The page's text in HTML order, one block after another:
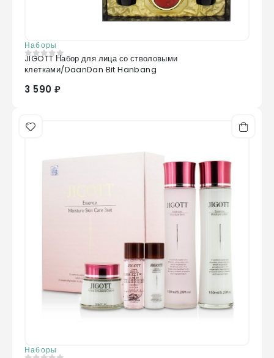
Наборы
0из 5
JIGOTT Набор для лица со стволовыми
клетками/DaanDan Bit Hanbang
3 590 ₽
Наборы